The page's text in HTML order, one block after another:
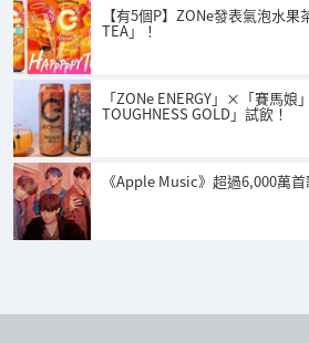
【有5個P】ZONe發表氣泡水果
TEA」！
「ZONe ENERGY」×「賽馬娘
TOUGHNESS GOLD」試飲！
《Apple Music》超過6,000萬